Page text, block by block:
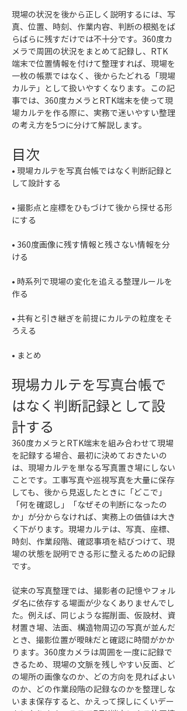
現場の状況を後から正しく説明するには、写
真、位置、時刻、作業内容、判断の根拠をば
らばらに残すだけでは不十分です。360度カ
メラで周囲の状況をまとめて記録し、RTK
端末で位置情報を付けて整理すれば、現場を
一枚の帳票ではなく、後からたどれる「現場
カルテ」として扱いやすくなります。この記
事では、360度カメラとRTK端末を使って現
場カルテを作る際に、実務で迷いやすい整理
の考え方を5つに分けて解説します。
目次
• 現場カルテを写真台帳ではなく判断記録と
• 撮影点と座標をひもづけて後から探せる形
• 360度画像に残す情報と残さない情報を分
• 時系列で現場の変化を追える整理ルールを
• 共有と引き継ぎを前提にカルテの粒度をそ
• まとめ
現場カルテを写真台帳で
はなく判断記録として設
計する
360度カメラとRTK端末を組み合わせて現場
を記録する場合、最初に決めておきたいの
は、現場カルテを単なる写真置き場にしない
ことです。工事写真や巡視写真を大量に保存
しても、後から見返したときに「どこで」
「何を確認し」「なぜその判断になったの
か」が分からなければ、実務上の価値は大き
く下がります。現場カルテは、写真、座標、
時刻、作業段階、確認事項を結びつけて、現
場の状態を説明できる形に整えるための記録
です。
従来の写真整理では、撮影者の記憶やフォル
ダ名に依存する場面が少なくありませんでし
た。例えば、同じような掘削面、仮設材、資
材置き場、法面、構造物周辺の写真が並んだ
とき、撮影位置が曖昧だと確認に時間がかか
ります。360度カメラは周囲を一度に記録で
きるため、現場の文脈を残しやすい反面、ど
の場所の画像なのか、どの方向を見ればよい
のか、どの作業段階の記録なのかを整理しな
いまま保存すると、かえって探しにくいデー